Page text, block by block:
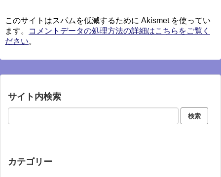
このサイトはスパムを低減するために Akismet を使ってい
ます。
コメントデータの処理方法の詳細はこちらをご覧く
ださい。
サイト内検索
カテゴリー